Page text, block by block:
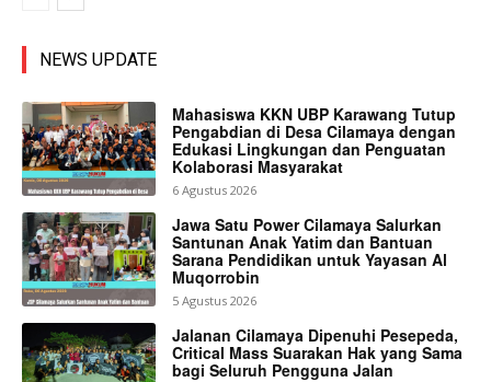
NEWS UPDATE
Mahasiswa KKN UBP Karawang Tutup
Pengabdian di Desa Cilamaya dengan
Edukasi Lingkungan dan Penguatan
Kolaborasi Masyarakat
6 Agustus 2026
Jawa Satu Power Cilamaya Salurkan
Santunan Anak Yatim dan Bantuan
Sarana Pendidikan untuk Yayasan Al
Muqorrobin
5 Agustus 2026
Jalanan Cilamaya Dipenuhi Pesepeda,
Critical Mass Suarakan Hak yang Sama
bagi Seluruh Pengguna Jalan